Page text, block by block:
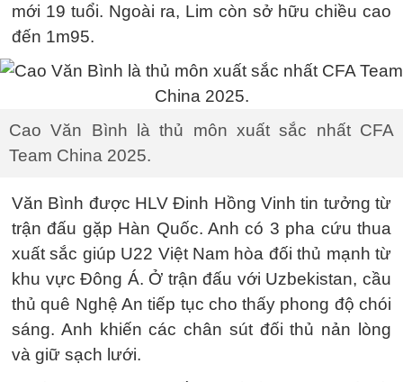
mới 19 tuổi. Ngoài ra, Lim còn sở hữu chiều cao
đến 1m95.
Cao Văn Bình là thủ môn xuất sắc nhất CFA
Team China 2025.
Văn Bình được HLV Đinh Hồng Vinh tin tưởng từ
trận đấu gặp Hàn Quốc. Anh có 3 pha cứu thua
xuất sắc giúp U22 Việt Nam hòa đối thủ mạnh từ
khu vực Đông Á. Ở trận đấu với Uzbekistan, cầu
thủ quê Nghệ An tiếp tục cho thấy phong độ chói
sáng. Anh khiến các chân sút đối thủ nản lòng
và giữ sạch lưới.